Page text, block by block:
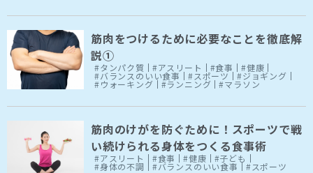
筋肉をつけるために必要なことを徹底解
説①
#タンパク質 #アスリート #食事 #健康
#バランスのいい食事 #スポーツ #ジョギング
#ウォーキング #ランニング #マラソン
筋肉のけがを防ぐために！スポーツで戦
い続けられる身体をつくる食事術
#アスリート #食事 #健康 #子ども
#身体の不調 #バランスのいい食事 #スポーツ